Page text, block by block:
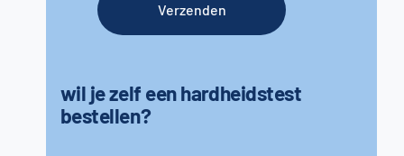
wil je zelf een hardheidstest
bestellen?
Verzenden